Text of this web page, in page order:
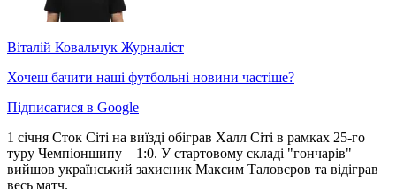
Віталій Ковальчук Журналіст
Хочеш бачити наші футбольні новини частіше?
Підписатися в Google
1 січня Сток Сіті на виїзді обіграв Халл Сіті в рамках 25-го
туру Чемпіоншипу – 1:0. У стартовому складі "гончарів"
вийшов український захисник Максим Таловєров та відіграв
весь матч.